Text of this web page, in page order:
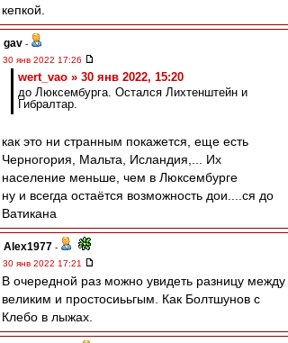
кепкой.
gav -
30 янв 2022 17:26
wert_vao » 30 янв 2022, 15:20
до Люксембурга. Остался Лихтенштейн и
Гибралтар.
как это ни странным покажется, еще есть
Черногория, Мальта, Исландия,... Их
население меньше, чем в Люксембурге
ну и всегда остаётся возможность дои....ся до
Ватикана
Alex1977 -
30 янв 2022 17:21
В очередной раз можно увидеть разницу между
великим и простосиььгым. Как Болтшунов с
Клебо в лыжах.